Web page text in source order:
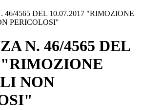
4565 DEL 10.07.2017 "RIMOZIONE
PERICOLOSI"
N. 46/4565 DEL
"RIMOZIONE
NON